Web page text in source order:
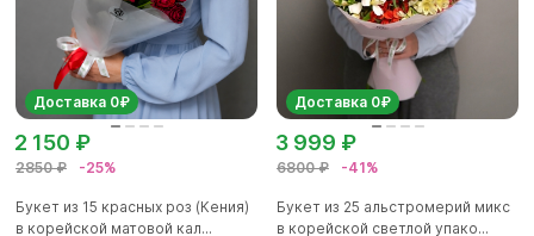
Доставка 0₽
2850 ₽ -25%
2 150 ₽
Букет из 15 красных роз (Кения)
в корейской матовой кал...
Доставка 0₽
6800 ₽ -41%
3 999 ₽
Букет из 25 альстромерий микс
в корейской светлой упако...